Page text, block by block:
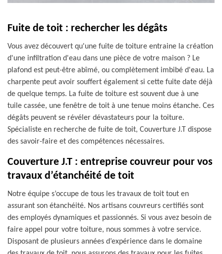
Fuite de toit : rechercher les dégâts
Vous avez découvert qu'une fuite de toiture entraine la création
d'une infiltration d'eau dans une pièce de votre maison ? Le
plafond est peut-être abîmé, ou complètement imbibé d'eau. La
charpente peut avoir souffert également si cette fuite date déjà
de quelque temps. La fuite de toiture est souvent due à une
tuile cassée, une fenêtre de toit à une tenue moins étanche. Ces
dégâts peuvent se révéler dévastateurs pour la toiture.
Spécialiste en recherche de fuite de toit, Couverture J.T dispose
des savoir-faire et des compétences nécessaires.
Couverture J.T : entreprise couvreur pour vos
travaux d’étanchéité de toit
Notre équipe s’occupe de tous les travaux de toit tout en
assurant son étanchéité. Nos artisans couvreurs certifiés sont
des employés dynamiques et passionnés. Si vous avez besoin de
faire appel pour votre toiture, nous sommes à votre service.
Disposant de plusieurs années d’expérience dans le domaine